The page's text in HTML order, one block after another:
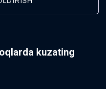
kuzating